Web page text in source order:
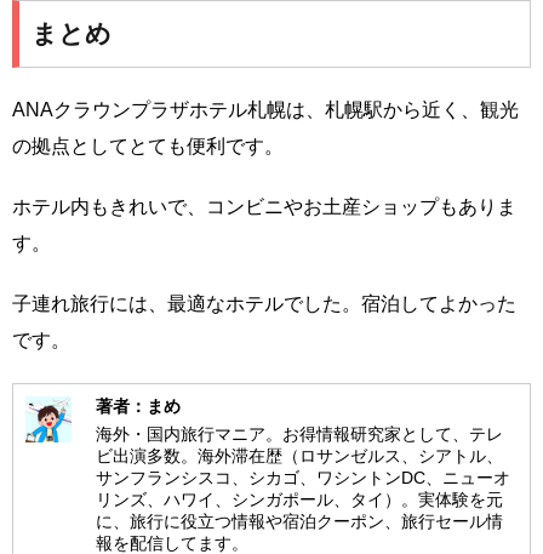
まとめ
ANAクラウンプラザホテル札幌は、札幌駅から近く、観光
の拠点としてとても便利です。
ホテル内もきれいで、コンビニやお土産ショップもありま
す。
子連れ旅行には、最適なホテルでした。宿泊してよかった
です。
著者：まめ
海外・国内旅行マニア。お得情報研究家として、テレ
ビ出演多数。海外滞在歴（ロサンゼルス、シアトル、
サンフランシスコ、シカゴ、ワシントンDC、ニューオ
リンズ、ハワイ、シンガポール、タイ）。実体験を元
に、旅行に役立つ情報や宿泊クーポン、旅行セール情
報を配信してます。